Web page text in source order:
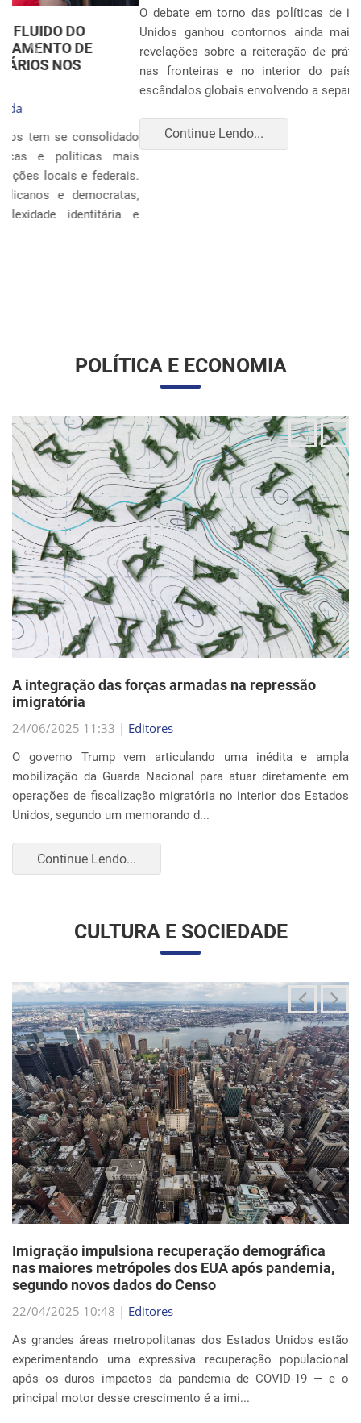
O debate em torno das políticas de imigração nos Estados
Unidos ganhou contornos ainda mais dramáticos com as
revelações sobre a reiteração de práticas punitivas severas
nas fronteiras e no interior do país. Oito anos após os
escândalos globais envolvendo a separação sistemática d...
Continue Lendo...
POLÍTICA E ECONOMIA
A integração das forças armadas na repressão
imigratória
24/06/2025 11:33 |Editores
O governo Trump vem articulando uma inédita e ampla
mobilização da Guarda Nacional para atuar diretamente em
operações de fiscalização migratória no interior dos Estados
Continue Lendo...
CULTURA E SOCIEDADE
Imigração impulsiona recuperação demográfica
nas maiores metrópoles dos EUA após pandemia,
segundo novos dados do Censo
22/04/2025 10:48 |Editores
As grandes áreas metropolitanas dos Estados Unidos estão
experimentando uma expressiva recuperação populacional
principal motor desse crescimento é a imi...
EVENTOS